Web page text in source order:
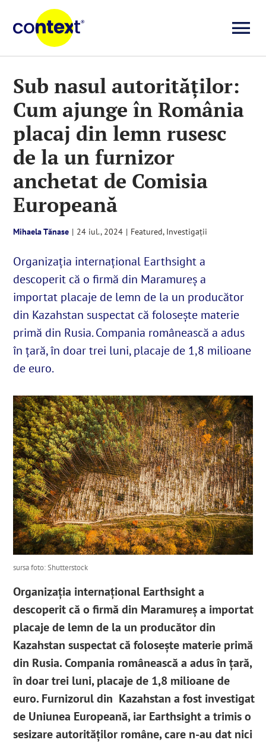
content
Știri
Explicative
Seriale
Despre noi
English
Cautare...
Sub nasul autorităților:
Cum ajunge în România
placaj din lemn rusesc
de la un furnizor
anchetat de Comisia
Europeană
Mihaela Tănase | 24 iul., 2024 | Featured, Investigații
Organizația internațional Earthsight a
descoperit că o firmă din Maramureș a
importat placaje de lemn de la un producător
din Kazahstan suspectat că folosește materie
primă din Rusia. Compania românească a adus
în țară, în doar trei luni, placaje de 1,8 milioane
de euro.
sursa foto: Shutterstock
Organizația internațional Earthsight a
descoperit că o firmă din Maramureș a importat
placaje de lemn de la un producător din
Kazahstan suspectat că folosește materie primă
din Rusia. Compania românească a adus în țară,
în doar trei luni, placaje de 1,8 milioane de
euro. Furnizorul din Kazahstan a fost investigat
de Uniunea Europeană, iar Earthsight a trimis o
sesizare autorităților române, care n-au dat nici